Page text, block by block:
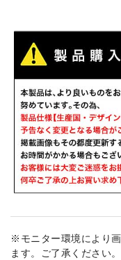
※モニター環境により
ます。ご了承ください。